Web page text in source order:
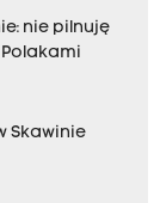
nie pilnuję
Skawinie